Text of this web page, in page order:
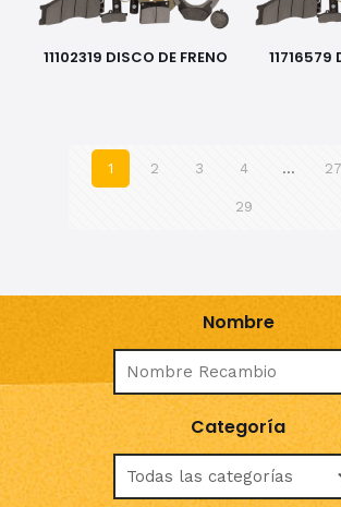
11102319 DISCO DE FRENO 11716579
1 2 3 4 … 27
29
Nombre
Categoría